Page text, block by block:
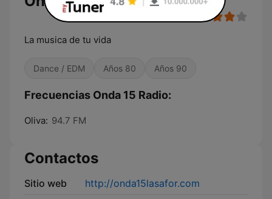
La musica de tu vida
Dance / EDM Años 80 Años 90
Frecuencias Onda 15 Radio:
Oliva: 94.7 FM
Contactos
Sitio web
http://onda15lasafor.com